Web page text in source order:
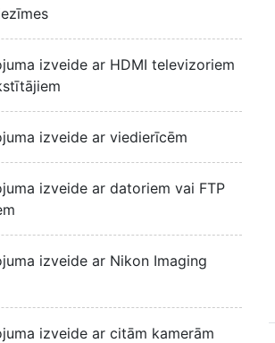
izveide ar HDMI televizoriem
izveide ar viedierīcēm
izveide ar datoriem vai FTP
izveide ar Nikon Imaging
izveide ar citām kamerām